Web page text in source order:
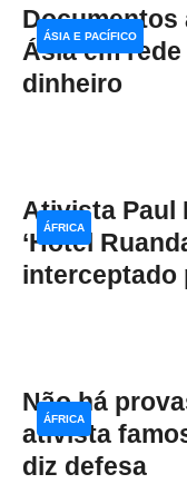
Documentos
Ásia em
dinheiro
ÁSIA E PACÍFICO
Ativista Paul
‘Hotel
interceptado
ÁFRICA
Não há
ativista
diz defesa
ÁFRICA